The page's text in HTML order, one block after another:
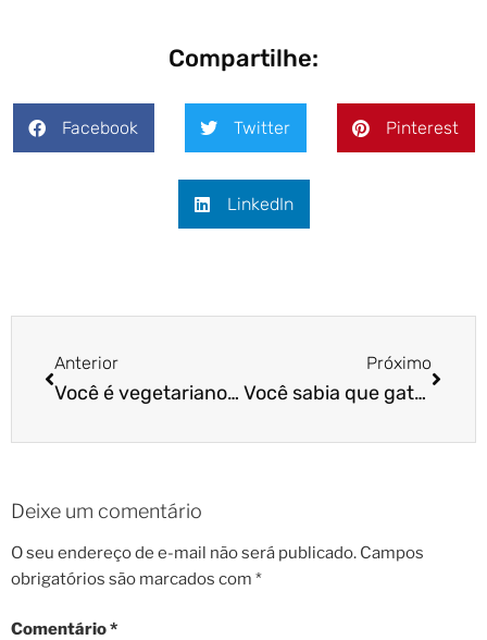
Compartilhe:
Facebook Twitter Pinterest
LinkedIn
Anterior
Você é vegetariano ou vegano?
Próximo
Você sabia que gatos são capazes de ajudar a aliviar o estresse das pessoas?
Deixe um comentário
O seu endereço de e-mail não será publicado. Campos
obrigatórios são marcados com *
Comentário*